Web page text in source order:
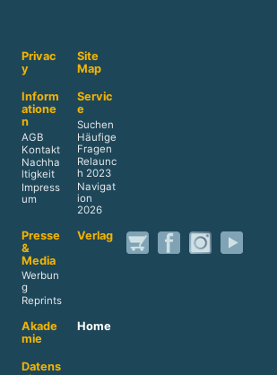
Privac
y
Site
Map
Inform
atione
n
AGB
Kontakt
Nachha
ltigkeit
Impress
um
Servic
e
Suchen
Häufige
Fragen
Relaunc
h 2023
Navigat
ion
2026
Presse
&
Media
Werbun
g
Reprints
Verlag
Akade
mie
Home
Datens